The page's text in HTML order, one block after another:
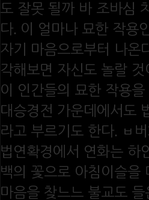
도 잘못 될까 바 조바심
다. 이 얼마나 묘한 작용
자기 마음으로부터 나온
각해보면 자신도 놀랄 것
이 인간들의 묘한 작용
대승경전 가운데에서도
라고 부르기도 한다. ㅂ
법연확경에서 연화는 하
백의 꽃으로 아침이슬을
마음을 찾느느 불교도